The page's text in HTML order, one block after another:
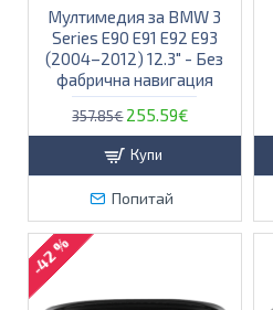
Мултимедия за BMW 3
Series E90 E91 E92 E93
(2004–2012) 12.3″ - Без
фабрична навигация
357.85€ 255.59€
Купи
Попитай
-42 %